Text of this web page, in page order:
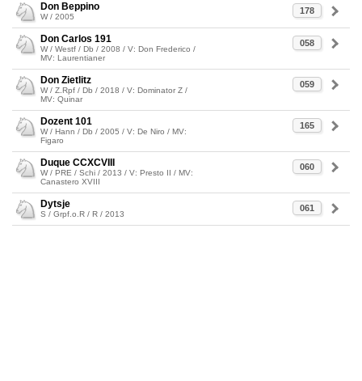
178
Don Beppino
W / 2005
058
Don Carlos 191
W / Westf / Db / 2008 / V: Don Frederico /
MV: Laurentianer
059
Don Zietlitz
W / Z.Rpf / Db / 2018 / V: Dominator Z /
MV: Quinar
165
Dozent 101
W / Hann / Db / 2005 / V: De Niro / MV:
Figaro
060
Duque CCXCVIII
W / PRE / Schi / 2013 / V: Presto II / MV:
Canastero XVIII
061
Dytsje
S / Grpf.o.R / R / 2013